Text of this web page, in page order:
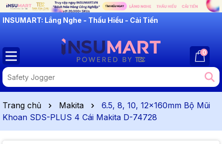
INSUMART: Lắng Nghe - Thấu Hiểu - Cải Tiến
0
Trang chủ Makita
6.5, 8, 10, 12x160mm Bộ Mũi
Khoan SDS-PLUS 4 Cái Makita D-74728